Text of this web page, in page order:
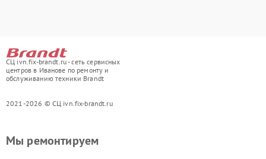
СЦ ivn.fix-brandt.ru - сеть сервисных
центров в Иванове по ремонту и
обслуживанию техники Brandt
2021-2026 © СЦ ivn.fix-brandt.ru
Мы ремонтируем